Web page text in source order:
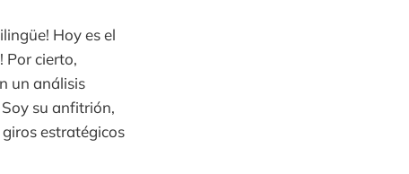
Hoy es el
Por cierto,
un análisis
su anfitrión,
estratégicos